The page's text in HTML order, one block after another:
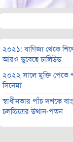
২০২১: বাণিজ্য থেকে
আরও ডুবেছে ঢালিউড
২০২২ সালে মুক্তি পেতে
সিনেমা
স্বাধীনতার পাঁচ দশকে
চলচ্চিত্রের উত্থান-পতন